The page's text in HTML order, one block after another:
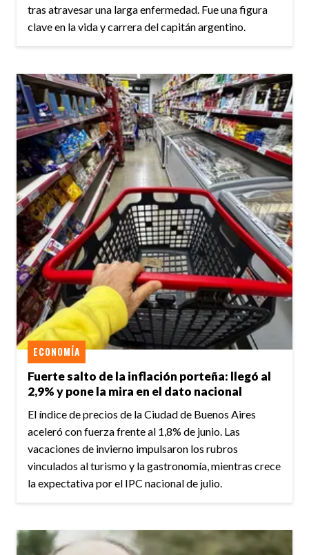
tras atravesar una larga enfermedad. Fue una figura
clave en la vida y carrera del capitán argentino.
Fuerte salto de la inflación porteña: llegó al
2,9% y pone la mira en el dato nacional
ECONOMÍA
El índice de precios de la Ciudad de Buenos Aires
aceleró con fuerza frente al 1,8% de junio. Las
vacaciones de invierno impulsaron los rubros
vinculados al turismo y la gastronomía, mientras crece
la expectativa por el IPC nacional de julio.